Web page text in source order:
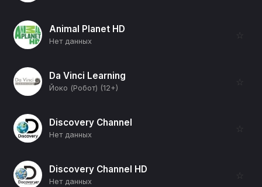
Animal Planet HD
Нет данных
☆
Da Vinci Learning
Йоко (Робот) (12+)
☆
Discovery Channel
Нет данных
☆
Discovery Channel HD
Нет данных
☆